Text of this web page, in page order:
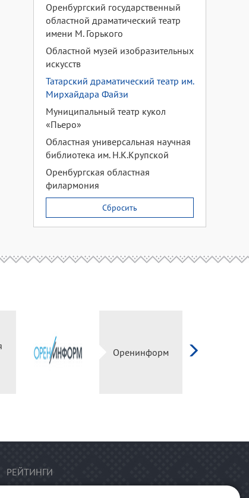
Оренбургский государственный
областной драматический театр
имени М. Горького
Областной музей изобразительных
искусств
Татарский драматический театр им.
Мирхайдара Файзи
Муниципальный театр кукол
«Пьеро»
Областная универсальная научная
библиотека им. Н.К.Крупской
Оренбургская областная
филармония
Сбросить
Оренинформ
РЕЙТИНГИ